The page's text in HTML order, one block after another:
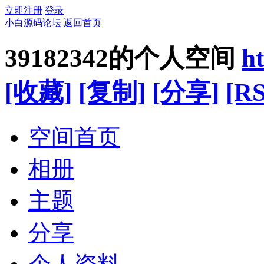
立即注册 登录
小白源码论坛 返回首页
39182342的个人空间
[收藏] [复制] [分享]
空间首页
相册
主题
分享